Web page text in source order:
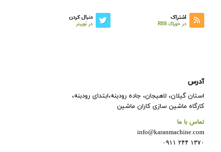
دنبال کردن
در توییتر
اشتراک
در خوراک RSS
آدرس
استان گیلان، لاهیجان، جاده رودبنه،ابتدای رودبنه،
کارگاه ماشین سازی کاران ماشین
تماس با ما
info@karanmachine.com
۱۳۷۰ ۲۴۴ ۰۹۱۱